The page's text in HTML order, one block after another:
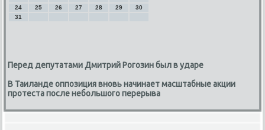
24
25 26 27 28 29
30
31
Перед депутатами Дмитрий Рогозин был в ударе
В Таиланде оппозиция вновь начинает масштабные акции
протеста после небольшого перерыва